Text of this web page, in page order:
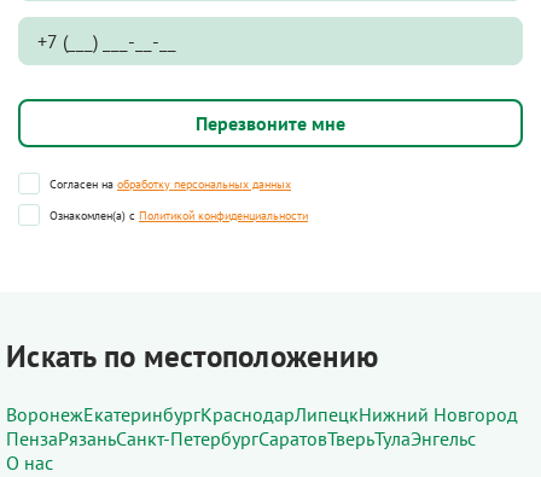
Согласен на обработку персональных данных
Ознакомлен(а) с Политикой конфиденциальности
Искать по местоположению
ВоронежЕкатеринбургКраснодарЛипецкНижний Новгород
ПензаРязаньСанкт-ПетербургСаратовТверьТулаЭнгельс
О нас